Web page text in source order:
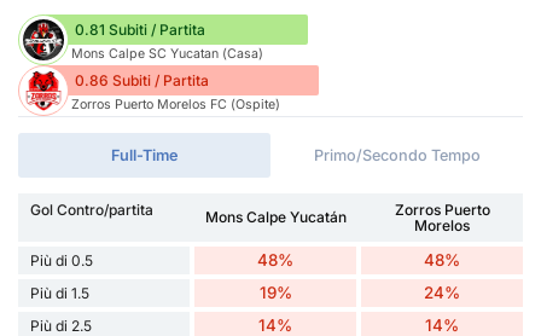
0.81 Subiti / Partita
Mons Calpe SC Yucatan (Casa)
0.86 Subiti / Partita
Zorros Puerto Morelos FC (Ospite)
Full-Time Primo/Secondo Tempo
Gol Contro/partita Mons Calpe Yucatán
Zorros Puerto
Morelos
Più di 0.5
48% 48%
Più di 1.5 19% 24%
Più di 2.5 14% 14%